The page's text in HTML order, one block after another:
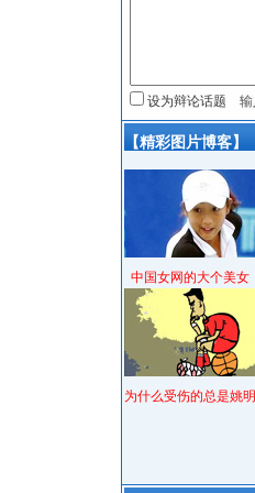
设为辩论话题
【精彩图片博客】
中国女网的大个美女
为什么受伤的总是姚明